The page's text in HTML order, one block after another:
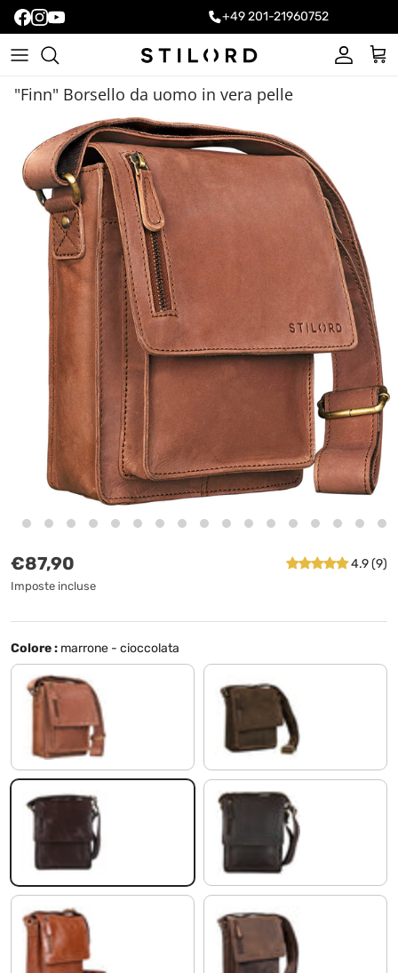
+49 201-21960752
Account
"Finn" Borsello da uomo in vera pelle
Prezzo normale
€87,90
Imposte incluse
4.9 (9)
Colore : marrone - cioccolata
cognac - marrone chiaro colorado - marrone
marrone - cioccolata ebano - marrone
cognac lucente morino - marrone